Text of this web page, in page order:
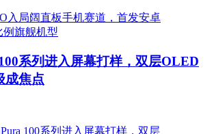
系列进入屏幕打样，双层OLED
成焦点